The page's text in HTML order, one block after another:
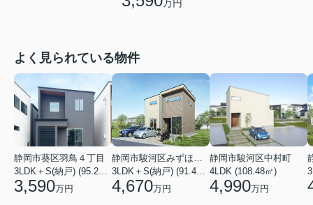
万円
よく見られている物件
静岡市葵区羽鳥４丁目
3LDK＋S(納戸) (95.22㎡)
3,590万円
静岡市駿河区みずほ２丁目
3LDK＋S(納戸) (91.49㎡)
4,670万円
静岡市駿河区中村町
4LDK (108.48㎡)
4,990万円